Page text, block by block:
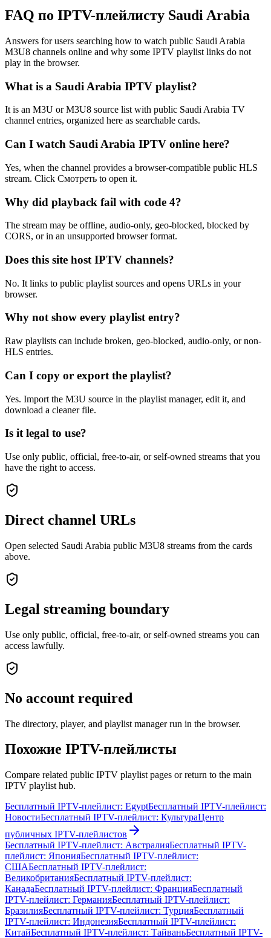
FAQ по IPTV-плейлисту Saudi Arabia
Answers for users searching how to watch public Saudi Arabia
M3U8 channels online and why some IPTV playlist links do not
play in the browser.
What is a Saudi Arabia IPTV playlist?
It is an M3U or M3U8 source list with public Saudi Arabia TV
channel entries, organized here as searchable cards.
Can I watch Saudi Arabia IPTV online here?
Yes, when the channel provides a browser-compatible public HLS
stream. Click Смотреть to open it.
Why did playback fail with code 4?
The stream may be offline, audio-only, geo-blocked, blocked by
CORS, or in an unsupported browser format.
Does this site host IPTV channels?
No. It links to public playlist sources and opens URLs in your
browser.
Why not show every playlist entry?
Raw playlists can include broken, geo-blocked, audio-only, or non-
HLS entries.
Can I copy or export the playlist?
Yes. Import the M3U source in the playlist manager, edit it, and
download a cleaner file.
Is it legal to use?
Use only public, official, free-to-air, or self-owned streams that you
have the right to access.
Direct channel URLs
Open selected Saudi Arabia public M3U8 streams from the cards
above.
Legal streaming boundary
Use only public, official, free-to-air, or self-owned streams you can
access lawfully.
No account required
The directory, player, and playlist manager run in the browser.
Похожие IPTV-плейлисты
Compare related public IPTV playlist pages or return to the main
IPTV playlist hub.
Бесплатный IPTV-плейлист: EgyptБесплатный IPTV-плейлист:
НовостиБесплатный IPTV-плейлист: КультураЦентр
публичных IPTV-плейлистов
Бесплатный IPTV-плейлист: АвстралияБесплатный IPTV-
плейлист: ЯпонияБесплатный IPTV-плейлист:
СШАБесплатный IPTV-плейлист:
ВеликобританияБесплатный IPTV-плейлист:
КанадаБесплатный IPTV-плейлист: ФранцияБесплатный
IPTV-плейлист: ГерманияБесплатный IPTV-плейлист:
БразилияБесплатный IPTV-плейлист: ТурцияБесплатный
IPTV-плейлист: ИндонезияБесплатный IPTV-плейлист:
КитайБесплатный IPTV-плейлист: ТайваньБесплатный IPTV-